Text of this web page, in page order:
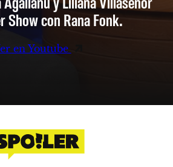
Show con Rana Fonk.
en Youtube